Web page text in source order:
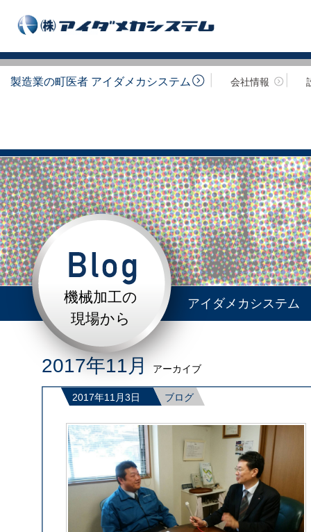
製造業の町医者 アイダメカシステム 会社情報
機械加工の
現場から
アイダメカシステム
2017年11月 アーカイブ
2017年11月3日 ブログ